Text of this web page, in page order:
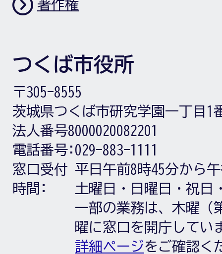
著作権
つくば市役所
〒305-8555
茨城県つくば市研究学園一丁目1
法人番号8000020082201
電話番号: 029-883-1111
窓口受付
時間:
平日午前8時45分から
土曜日・日曜日・祝日
一部の業務は、木曜（
曜に窓口を開庁してい
詳細ページをご確認く